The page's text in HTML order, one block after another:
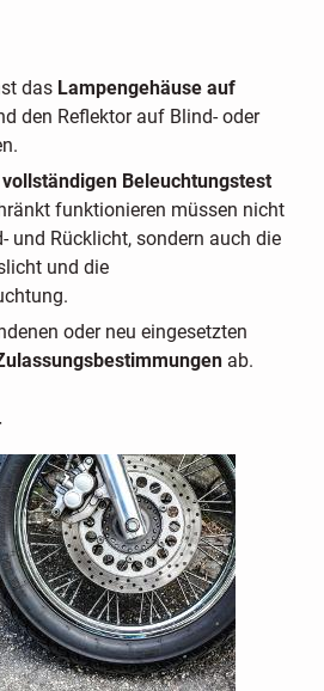
das Lampengehäuse auf
den Reflektor auf Blind- oder
vollständigen Beleuchtungstest
funktionieren müssen nicht
und Rücklicht, sondern auch die
und die
oder neu eingesetzten
ab.